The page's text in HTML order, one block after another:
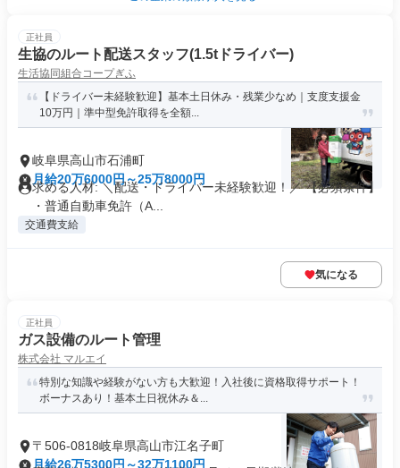
正社員
生協のルート配送スタッフ(1.5tドライバー)
生活協同組合コープぎふ
【ドライバー未経験歓迎】基本土日休み・残業少なめ｜支度支援金
10万円｜準中型免許取得を全額...
岐阜県高山市石浦町
月給20万6000円～25万8000円
求める人材: ＼配送・ドライバー未経験歓迎！／ 【必須条件】
・普通自動車免許（A...
交通費支給
気になる
正社員
ガス設備のルート管理
株式会社 マルエイ
特別な知識や経験がない方も大歓迎！入社後に資格取得サポート！
ボーナスあり！基本土日祝休み＆...
〒506-0818岐阜県高山市江名子町
月給26万5300円～32万1100円